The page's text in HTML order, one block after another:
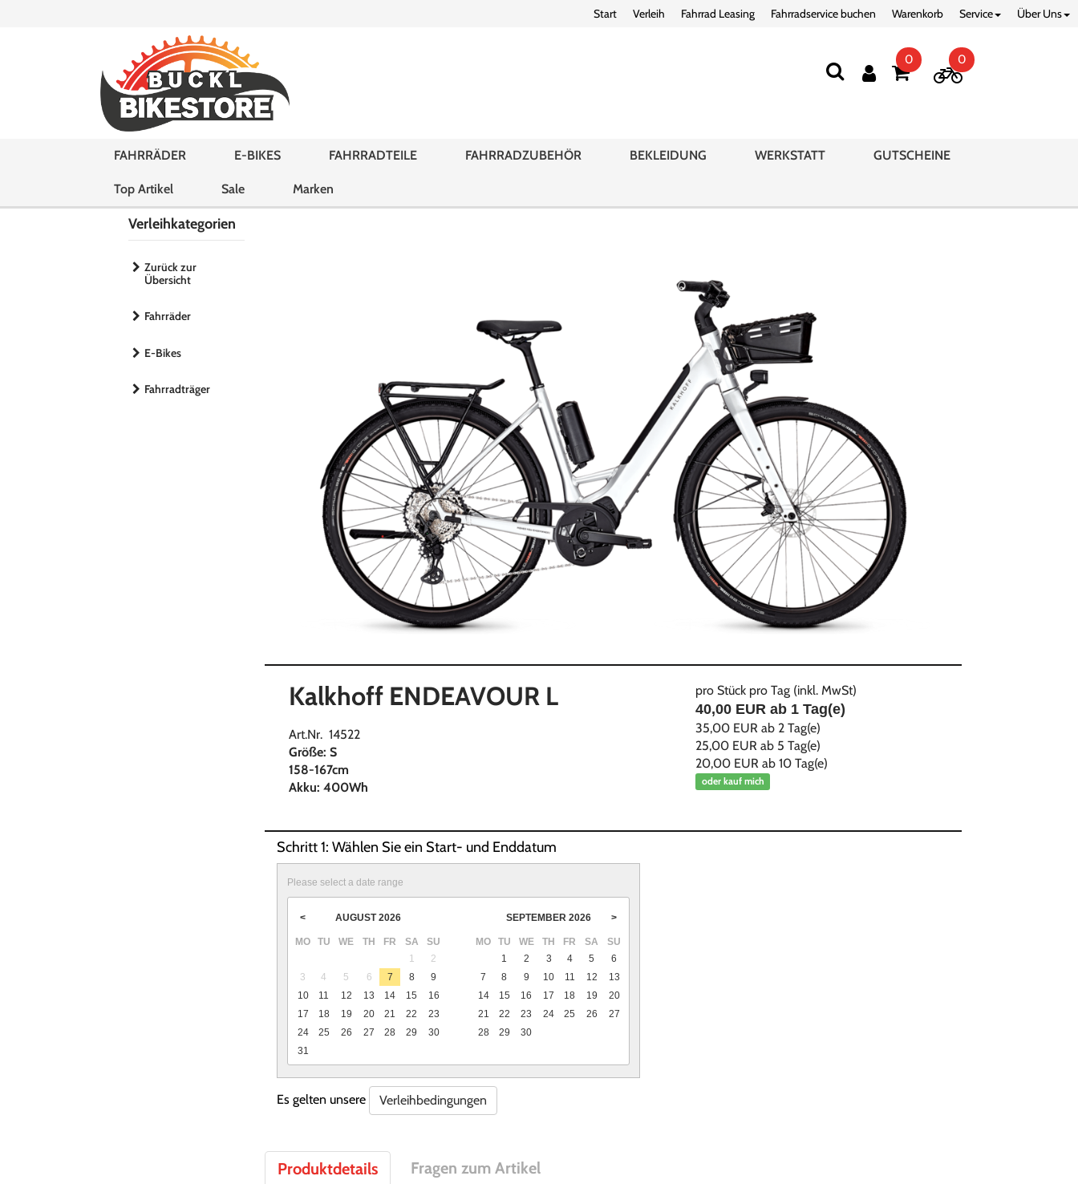
Start Verleih Fahrrad Leasing Fahrradservice buchen Warenkorb Service Über Uns
0 0
FAHRRÄDER E-BIKES FAHRRADTEILE FAHRRADZUBEHÖR BEKLEIDUNG WERKSTATT GUTSCHEINE
Top Artikel Sale Marken
Verleihkategorien
Zurück zur
Übersicht
Fahrräder
E-Bikes
Fahrradträger
Kalkhoff ENDEAVOUR L
Art.Nr. 14522
Größe: S
158-167cm
Akku: 400Wh
pro Stück pro Tag (inkl. MwSt)
40,00 EUR ab 1 Tag(e)
35,00 EUR ab 2 Tag(e)
25,00 EUR ab 5 Tag(e)
20,00 EUR ab10 Tag(e)
oder kauf mich
Schritt 1: Wählen Sie ein Start- und Enddatum
Please select a date range
< AUGUST 2026
MO TU WE TH FR SA
SU
1
2
3
4 5 6 7 8
9
10
11 12 13 14 15
16
17
18 19 20 21 22
23
24
25 26 27 28 29
30
31
SEPTEMBER 2026 >
MO TU WE TH FR SA
SU
1
2 3 4 5
6
7
8 9 10 11 12
13
14
15 16 17 18 19
20
21
22 23 24 25 26
27
28
29 30
Es gelten unsere Verleihbedingungen
Produktdetails Fragen zum Artikel